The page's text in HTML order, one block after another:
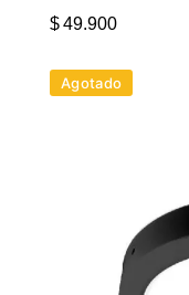
$49.900
Agotado